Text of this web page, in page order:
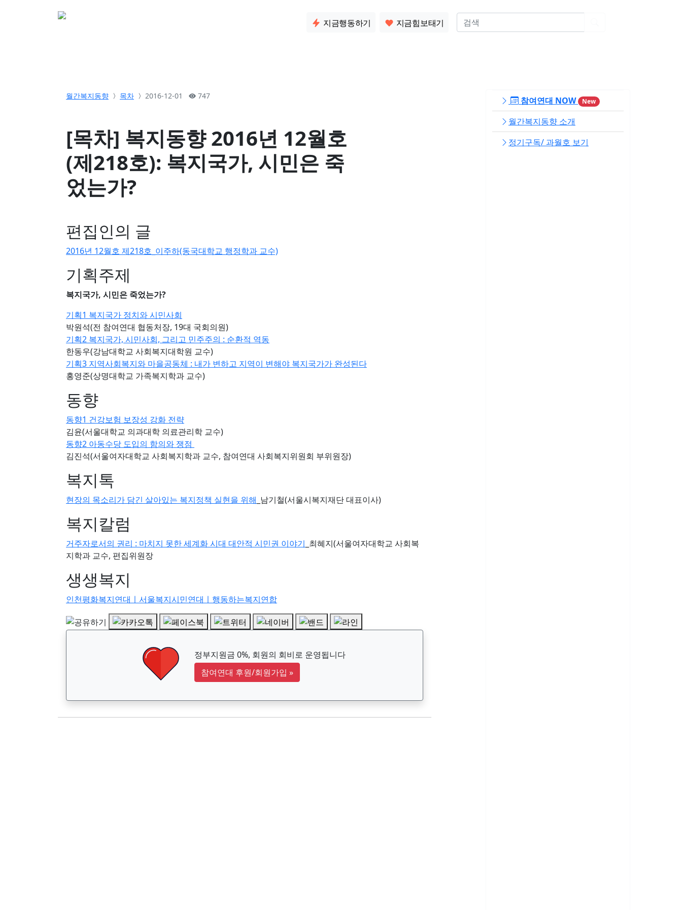
지금행동하기 지금힘보태기
월간복지동향 목차 2016-12-01 747
[목차] 복지동향 2016년 12월호
(제218호): 복지국가, 시민은 죽
었는가?
편집인의 글
2016년 12월호 제218호_이주하(동국대학교 행정학과 교수)
기획주제
복지국가, 시민은 죽었는가?
기획1 복지국가 정치와 시민사회
박원석(전 참여연대 협동처장, 19대 국회의원)
기획2 복지국가, 시민사회, 그리고 민주주의 : 순환적 역동
한동우(강남대학교 사회복지대학원 교수)
기획3 지역사회복지와 마을공동체 : 내가 변하고 지역이 변해야 복지국가가 완성된다
홍영준(상명대학교 가족복지학과 교수)
동향
동향1 건강보험 보장성 강화 전략
김윤(서울대학교 의과대학 의료관리학 교수)
동향2 아동수당 도입의 함의와 쟁점
김진석(서울여자대학교 사회복지학과 교수, 참여연대 사회복지위원회 부위원장)
복지톡
현장의 목소리가 담긴 살아있는 복지정책 실현을 위해 _남기철(서울시복지재단 대표이사)
복지칼럼
거주자로서의 권리 : 마치지 못한 세계화 시대 대안적 시민권 이야기 _최혜지(서울여자대학교 사회복
지학과 교수, 편집위원장
생생복지
인천평화복지연대ㅣ서울복지시민연대ㅣ행동하는복지연합
정부지원금 0%, 회원의 회비로 운영됩니다
참여연대 후원/회원가입 »
참여연대 NOW New
월간복지동향 소개
정기구독/ 과월호 보기